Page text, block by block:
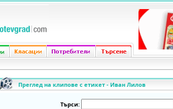
Преглед на клипове с етикет - Иван Лилов
Търси: